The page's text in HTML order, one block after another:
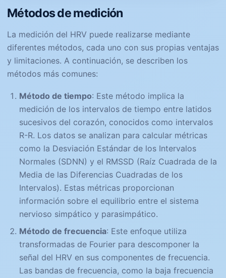
Métodos de medición
La medición del HRV puede realizarse mediante
diferentes métodos, cada uno con sus propias ventajas
y limitaciones. A continuación, se describen los
métodos más comunes:
Método de tiempo: Este método implica la
medición de los intervalos de tiempo entre latidos
sucesivos del corazón, conocidos como intervalos
R-R. Los datos se analizan para calcular métricas
como la Desviación Estándar de los Intervalos
Normales (SDNN) y el RMSSD (Raíz Cuadrada de la
Media de las Diferencias Cuadradas de los
Intervalos). Estas métricas proporcionan
información sobre el equilibrio entre el sistema
nervioso simpático y parasimpático.
Método de frecuencia: Este enfoque utiliza
transformadas de Fourier para descomponer la
señal del HRV en sus componentes de frecuencia.
Las bandas de frecuencia, como la baja frecuencia